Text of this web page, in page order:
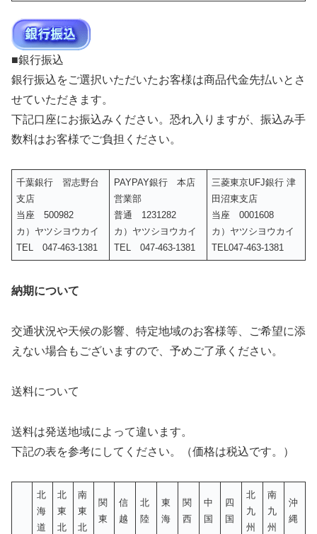
■銀行振込
銀行振込をご選択いただいたお客様は商品代金先払いとさ
せていただきます。
下記口座にお振込みください。恐れ入りますが、振込み手
数料はお客様でご負担ください。
千葉銀行 習志野台
支店
当座 500982
カ）ヤツシヨウカイ
TEL 047-463-1381
PAYPAY銀行 本店
営業部
普通 1231282
カ）ヤツシヨウカイ
TEL 047-463-1381
三菱東京UFJ銀行 津
田沼東支店
当座 0001608
カ）ヤツシヨウカイ
TEL047-463-1381
納期について
交通状況や天候の影響、特定地域のお客様等、ご希望に添
えない場合もございますので、予めご了承ください。
送料について
送料は発送地域によって違います。
下記の表を参考にしてください。（価格は税込です。）
北
海
道
北
東
北
南
東
北
関
東
信
越
北
陸
東
海
関
西
中
国
四
国
北
九
州
南
九
州
沖
縄